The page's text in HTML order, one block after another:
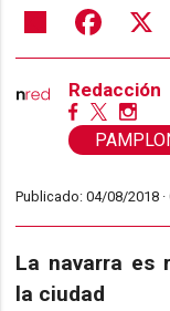
Share
Redacción
Publicado: 04/08/2018 ·
La navarra es
la ciudad